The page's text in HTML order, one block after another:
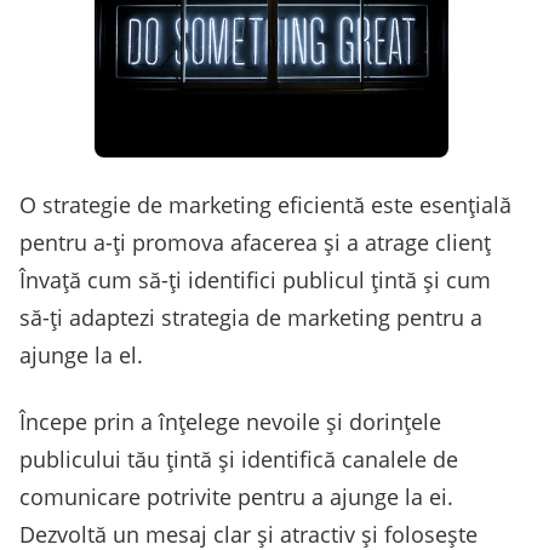
O strategie de marketing eficientă este esențială
pentru a-ți promova afacerea și a atrage clienț
Învață cum să-ți identifici publicul țintă și cum
să-ți adaptezi strategia de marketing pentru a
ajunge la el.
Începe prin a înțelege nevoile și dorințele
publicului tău țintă și identifică canalele de
comunicare potrivite pentru a ajunge la ei.
Dezvoltă un mesaj clar și atractiv și folosește